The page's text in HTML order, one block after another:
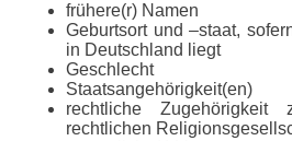
frühere(r) Namen
Geburtsort und –staat,
in Deutschland liegt
Geschlecht
Staatsangehörigkeit(en)
rechtliche Zugehörigkeit
rechtlichen